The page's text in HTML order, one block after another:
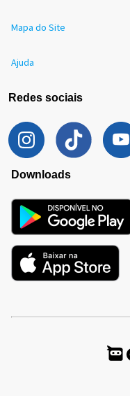
Mapa do Site
Ajuda
Redes sociais
Downloads